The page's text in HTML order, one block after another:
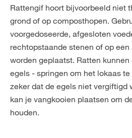
Rattengif hoort bijvoorbeeld niet
grond of op composthopen.
voorgedoseerde, afgesloten
rechtopstaande stenen of op
worden geplaatst. Ratten
egels - springen om het lokaas
zeker dat de egels niet vergiftigd
kan je vangkooien plaatsen om
houden.